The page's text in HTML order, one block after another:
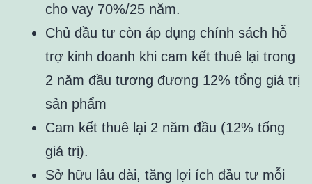
cho vay 70%/25 năm.
Chủ đầu tư còn áp dụng chính sách hỗ
trợ kinh doanh khi cam kết thuê lại trong
2 năm đầu tương đương 12% tổng giá trị
sản phẩm
Cam kết thuê lại 2 năm đầu (12% tổng
giá trị).
Sở hữu lâu dài, tăng lợi ích đầu tư mỗi